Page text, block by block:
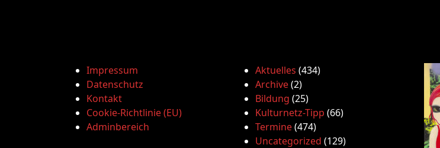
Impressum
Datenschutz
Kontakt
Cookie-Richtlinie (EU)
Adminbereich
Aktuelles (434)
Archive(2)
Bildung (25)
Kulturnetz-Tipp (66)
Termine(474)
Uncategorized (129)